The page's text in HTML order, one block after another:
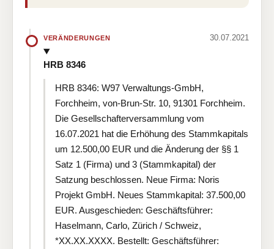
VERÄNDERUNGEN 30.07.2021
HRB 8346
HRB 8346: W97 Verwaltungs-GmbH,
Forchheim, von-Brun-Str. 10, 91301 Forchheim.
Die Gesellschafterversammlung vom
16.07.2021 hat die Erhöhung des Stammkapitals
um 12.500,00 EUR und die Änderung der §§ 1
Satz 1 (Firma) und 3 (Stammkapital) der
Satzung beschlossen. Neue Firma: Noris
Projekt GmbH. Neues Stammkapital: 37.500,00
EUR. Ausgeschieden: Geschäftsführer:
Haselmann, Carlo, Zürich / Schweiz,
*XX.XX.XXXX. Bestellt: Geschäftsführer: